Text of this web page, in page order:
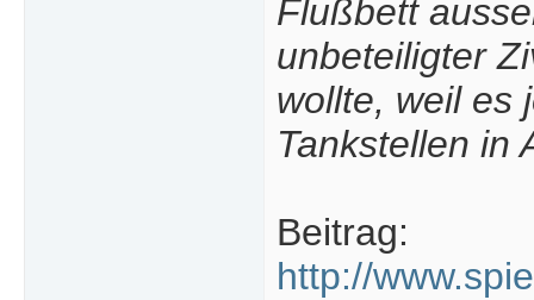
Flußbett
unbeteiligter
wollte, weil es
Tankstellen in
Beitrag:
http://